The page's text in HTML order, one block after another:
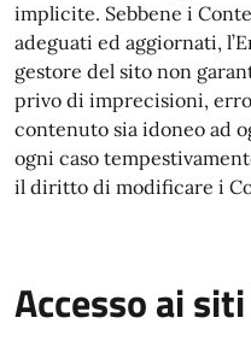
implicite. Sebbene i
adeguati ed aggiornati,
gestore del sito non
privo di imprecisioni,
contenuto sia idoneo ad
ogni caso
il diritto di modificare i
Accesso ai